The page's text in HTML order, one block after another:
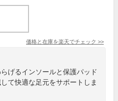
価格と在庫を楽天でチェック >>
げるインソールと保護パッド
て快適な足元をサポートしま